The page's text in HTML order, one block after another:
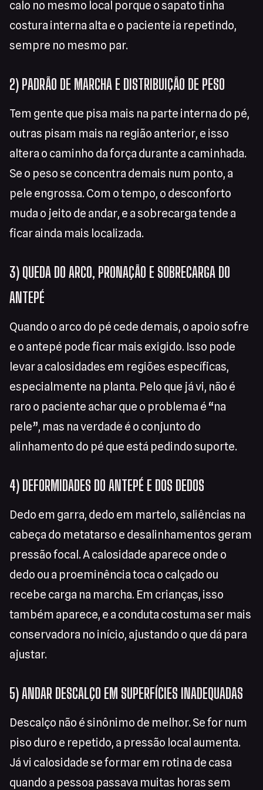
calo no mesmo local porque o sapato tinha
costura interna alta e o paciente ia repetindo,
sempre no mesmo par.
2) PADRÃO DE MARCHA E DISTRIBUIÇÃO DE PESO
Tem gente que pisa mais na parte interna do pé,
outras pisam mais na região anterior, e isso
altera o caminho da força durante a caminhada.
Se o peso se concentra demais num ponto, a
pele engrossa. Com o tempo, o desconforto
muda o jeito de andar, e a sobrecarga tende a
ficar ainda mais localizada.
3) QUEDA DO ARCO, PRONAÇÃO E SOBRECARGA DO
ANTEPÉ
Quando o arco do pé cede demais, o apoio sofre
e o antepé pode ficar mais exigido. Isso pode
levar a calosidades em regiões específicas,
especialmente na planta. Pelo que já vi, não é
raro o paciente achar que o problema é “na
pele”, mas na verdade é o conjunto do
alinhamento do pé que está pedindo suporte.
4) DEFORMIDADES DO ANTEPÉ E DOS DEDOS
Dedo em garra, dedo em martelo, saliências na
cabeça do metatarso e desalinhamentos geram
pressão focal. A calosidade aparece onde o
dedo ou a proeminência toca o calçado ou
recebe carga na marcha. Em crianças, isso
também aparece, e a conduta costuma ser mais
conservadora no início, ajustando o que dá para
ajustar.
5) ANDAR DESCALÇO EM SUPERFÍCIES INADEQUADAS
Descalço não é sinônimo de melhor. Se for num
piso duro e repetido, a pressão local aumenta.
Já vi calosidade se formar em rotina de casa
quando a pessoa passava muitas horas sem